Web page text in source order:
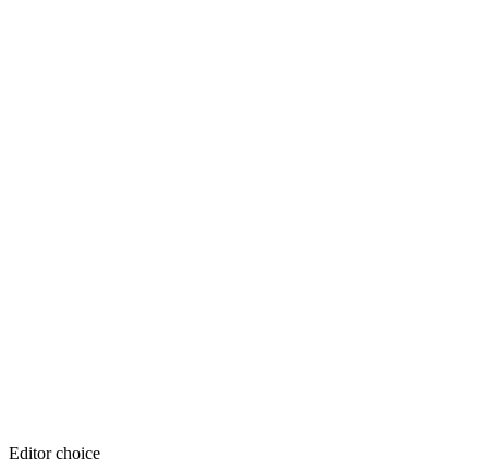
Editor choice